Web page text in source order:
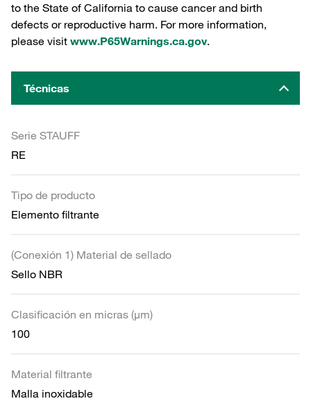
to the State of California to cause cancer and birth
defects or reproductive harm. For more information,
please visit www.P65Warnings.ca.gov.
Técnicas
Serie STAUFF
RE
Tipo de producto
Elemento filtrante
(Conexión 1) Material de sellado
Sello NBR
Clasificación en micras (µm)
100
Material filtrante
Malla inoxidable